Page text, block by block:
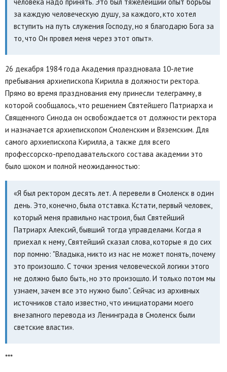
за каждую человеческую душу, за каждого, кто хотел
вступить на путь служения Господу, но я благодарю Бога за
то, что Он провел меня через этот опыт».
26 декабря 1984 года Академия праздновала 10-летие
пребывания архиепископа Кирилла в должности ректора.
Прямо во время празднования ему принесли телеграмму, в
которой сообщалось, что решением Святейшего Патриарха и
Священного Синода он освобождается от должности ректора
и назначается архиепископом Смоленским и Вяземским. Для
самого архиепископа Кирилла, а также для всего
профессорско-преподавательского состава академии это
было шоком и полной неожиданностью:
«Я был ректором десять лет. А перевели в Смоленск в один
день. Это, конечно, была отставка. Кстати, первый человек,
который меня правильно настроил, был Святейший
Патриарх Алексий, бывший тогда управделами. Когда я
приехал к нему, Святейший сказал слова, которые я до сих
пор помню: "Владыка, никто из нас не может понять, почему
это произошло. С точки зрения человеческой логики этого
не должно было быть, но это произошло. И только потом мы
узнаем, зачем все это нужно было". Сейчас из архивных
источников стало известно, что инициаторами моего
внезапного перевода из Ленинграда в Смоленск были
светские власти».
***